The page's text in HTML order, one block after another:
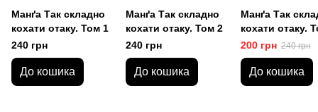
Манґа Так складно
кохати отаку. Том 1
240 грн
До кошика
Манґа Так складно
кохати отаку. Том 2
240 грн
До кошика
Манґа Так
кохати отаку.
200 грн 240 грн
До кошика